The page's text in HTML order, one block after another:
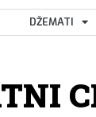
DŽEMATI